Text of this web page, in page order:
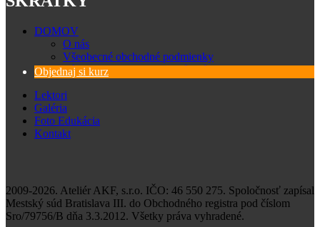
DOMOV
O nás
Všeobecné obchodné podmienky
Zásady spracovania osobných údajov
Objednaj si kurz
Lektori
Galéria
Foto Edukácia
Kontakt
2009-2026. Ateliér AKF, s.r.o. IČO: 46 550 275. Spoločnosť zapísal
Mestský súd Bratislava III. do Obchodného registra pod číslom
Sro/79756/B dňa 3.3.2012. Všetky práva vyhradené.